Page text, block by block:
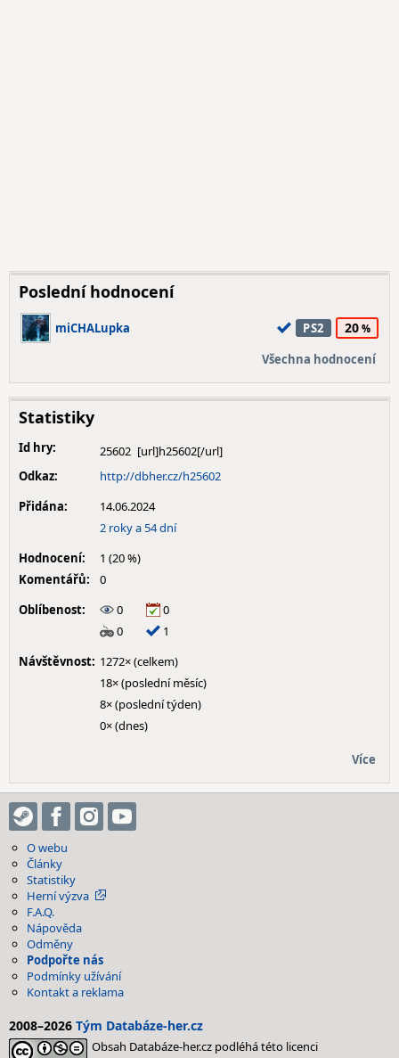
Poslední hodnocení
miCHALupka PS2 20
Všechna hodnocení
Statistiky
Id hry:
25602
Odkaz:
http://dbher.cz/h25602
Přidána:
14.06.2024
2 roky a 54 dní
Hodnocení:
1 (20 %)
Komentářů:
0
Oblíbenost:
0
0
0
1
Návštěvnost: 1272× (celkem)
18× (poslední měsíc)
8× (poslední týden)
0× (dnes)
Více
O webu
Články
Statistiky
Herní výzva
F.A.Q.
Nápověda
Odměny
Podpořte nás
Podmínky užívání
Kontakt a reklama
2008–2026 Tým Databáze-her.cz
Obsah Databáze-her.cz podléhá této licenci